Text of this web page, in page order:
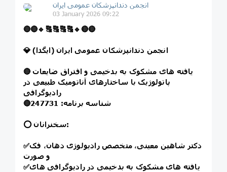
انجمن دندانپزشکان عمومی ایران
03 January 2026 09:22
🔴🔴🔹 🔠🔠🔠🔠🔹🔴🔴
💎 انجمن دندانپزشکان عمومی ایران (ایگدا)
🔴
پاتولوژیک با ساختارهای آناتومیک طبیعی در
رادیوگرافی
🔴
شناسه برنامه: 247731
⭕️ سخنرانان:
✅دکتر شاهین معینی، متخصص رادیولوژی دهان، فک
و صورت
✅یافته های مشکوک به بدخیمی در رادیوگرافی های